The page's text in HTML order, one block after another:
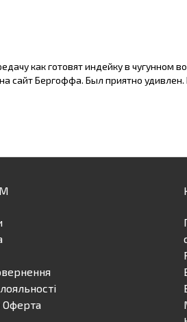
как готовят индейку в чугунном
сайт Бергоффа. Был приятно
Оферта